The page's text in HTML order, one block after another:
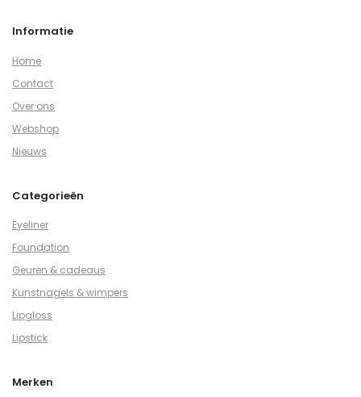
Informatie
Home
Contact
Over ons
Webshop
Nieuws
Categorieën
Eyeliner
Foundation
Geuren & cadeaus
Kunstnagels & wimpers
Lipgloss
Lipstick
Merken